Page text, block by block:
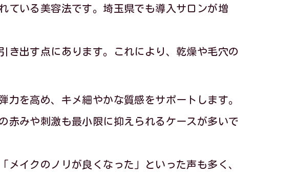
化とキメ感
魅力とは
肌への道筋
善エピソード
容法
取り入れ方
の選び方
ている美容法です。埼玉県でも導入サロンが増
き出す点にあります。これにより、乾燥や毛穴の
を高め、キメ細やかな質感をサポートします。
赤みや刺激も最小限に抑えられるケースが多いで
イクのノリが良くなった」といった声も多く、